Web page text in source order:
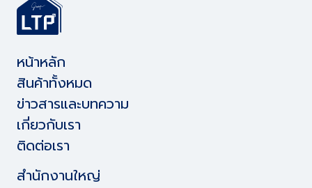
หน้าหลัก
สินค้าทั้งหมด
ข่าวสารและบทความ
เกี่ยวกับเรา
ติดต่อเรา
สำนักงานใหญ่